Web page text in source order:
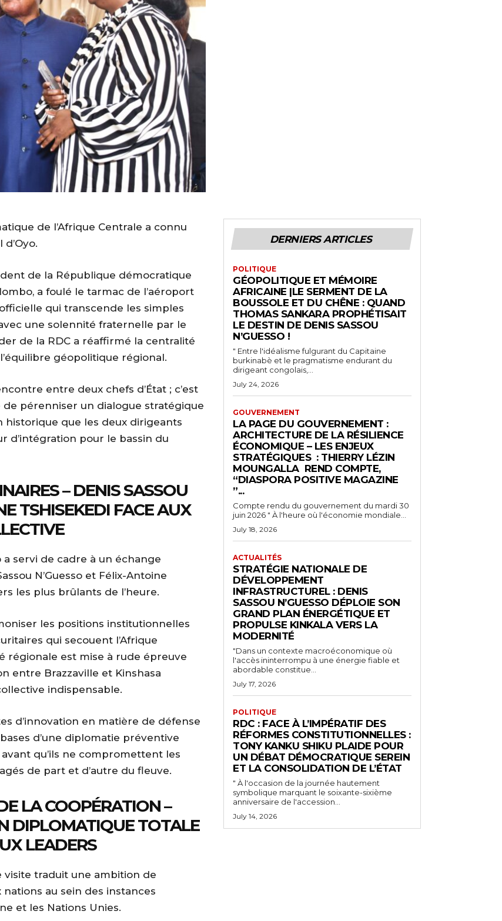
de l’Afrique Centrale a connu
de la République démocratique
a foulé le tarmac de l’aéroport
qui transcende les simples
une solennité fraternelle par le
de la RDC a réaffirmé la centralité
géopolitique régional.
entre deux chefs d’État ; c’est
pérenniser un dialogue stratégique
historique que les deux dirigeants
pour le bassin du
– DENIS SASSOU
TSHISEKEDI FACE AUX
a servi de cadre à un échange
N’Guesso et Félix-Antoine
les plus brûlants de l’heure.
les positions institutionnelles
qui secouent l’Afrique
régionale est mise à rude épreuve
entre Brazzaville et Kinshasa
indispensable.
d’innovation en matière de défense
d’une diplomatie préventive
qu’ils ne compromettent les
de part et d’autre du fleuve.
LA COOPÉRATION –
DIPLOMATIQUE TOTALE
LEADERS
visite traduit une ambition de
au sein des instances
et les Nations Unies.
DERNIERS ARTICLES
POLITIQUE
GÉOPOLITIQUE ET MÉMOIRE
AFRICAINE |LE SERMENT DE LA
BOUSSOLE ET DU CHÊNE : QUAND
THOMAS SANKARA PROPHÉTISAIT
LE DESTIN DE DENIS SASSOU
N’GUESSO !
" Entre l'idéalisme fulgurant du Capitaine
burkinabè et le pragmatisme endurant du
dirigeant congolais,...
July 24, 2026
GOUVERNEMENT
LA PAGE DU GOUVERNEMENT :
ARCHITECTURE DE LA RÉSILIENCE
ÉCONOMIQUE – LES ENJEUX
STRATÉGIQUES : THIERRY LÉZIN
MOUNGALLA REND COMPTE,
“DIASPORA POSITIVE MAGAZINE
”...
Compte rendu du gouvernement du mardi 30
juin 2026 " À l'heure où l'économie mondiale...
July 18, 2026
ACTUALITÉS
STRATÉGIE NATIONALE DE
DÉVELOPPEMENT
INFRASTRUCTUREL : DENIS
SASSOU N’GUESSO DÉPLOIE SON
GRAND PLAN ÉNERGÉTIQUE ET
PROPULSE KINKALA VERS LA
MODERNITÉ
"Dans un contexte macroéconomique où
l'accès ininterrompu à une énergie fiable et
abordable constitue...
July 17, 2026
POLITIQUE
RDC : FACE À L’IMPÉRATIF DES
RÉFORMES CONSTITUTIONNELLES :
TONY KANKU SHIKU PLAIDE POUR
UN DÉBAT DÉMOCRATIQUE SEREIN
ET LA CONSOLIDATION DE L’ÉTAT
" À l'occasion de la journée hautement
symbolique marquant le soixante-sixième
anniversaire de l'accession...
July 14, 2026